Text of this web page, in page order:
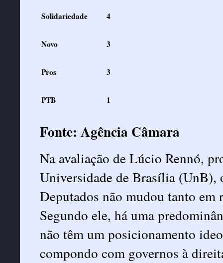
Solidariedade 4
Novo 3
Pros 3
PTB 1
Fonte: Agência Câmara
Na avaliação de Lúcio Rennó,
Universidade de Brasília (UnB),
Deputados não mudou tanto
Segundo ele, há uma
não têm um posicionamento
compondo com governos à